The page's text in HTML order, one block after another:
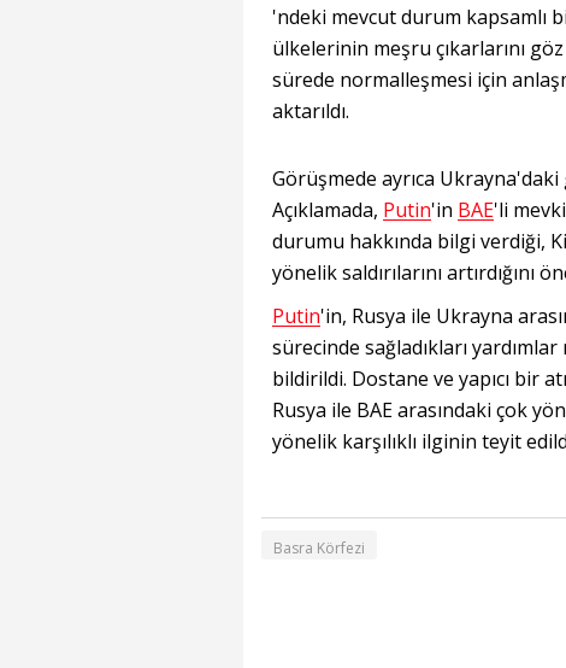
'ndeki mevcut durum kapsamlı
ülkelerinin meşru çıkarlarını
sürede normalleşmesi için
aktarıldı.
Görüşmede ayrıca
Açıklamada, Putin'in BAE'li
durumu hakkında bilgi verdiği,
yönelik saldırılarını artırdığını
Putin'in, Rusya ile Ukrayna
sürecinde sağladıkları
bildirildi. Dostane ve yapıcı bir
Rusya ile BAE arasındaki çok
yönelik karşılıklı ilginin teyit
Basra Körfezi